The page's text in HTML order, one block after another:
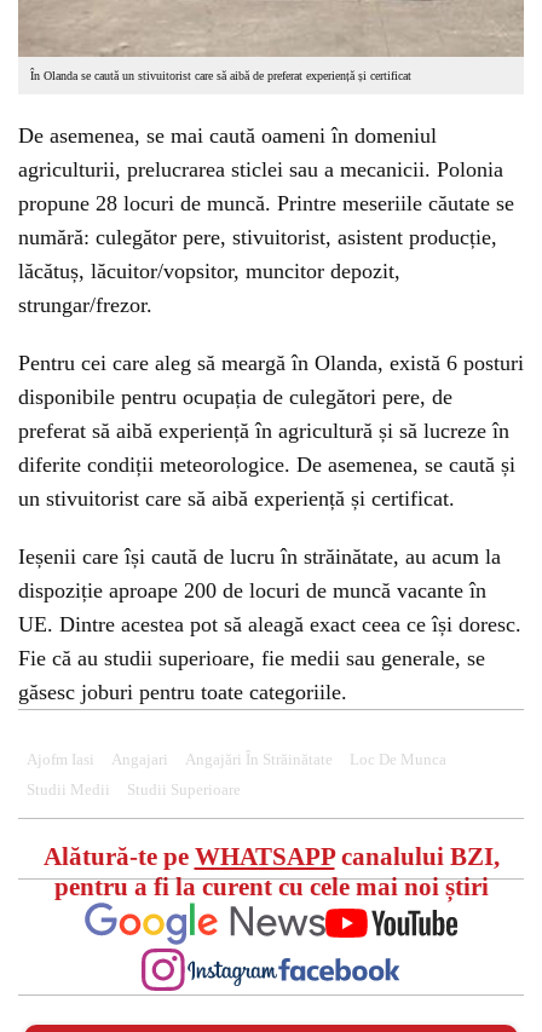
În Olanda se caută un stivuitorist care să aibă de preferat experiență și certificat
De asemenea, se mai caută oameni în domeniul
agriculturii, prelucrarea sticlei sau a mecanicii. Polonia
propune 28 locuri de muncă. Printre meseriile căutate se
numără: culegător pere, stivuitorist, asistent producție,
lăcătuș, lăcuitor/vopsitor, muncitor depozit,
strungar/frezor.
Pentru cei care aleg să meargă în Olanda, există 6 posturi
disponibile pentru ocupația de culegători pere, de
preferat să aibă experiență în agricultură și să lucreze în
diferite condiții meteorologice. De asemenea, se caută și
un stivuitorist care să aibă experiență și certificat.
Ieșenii care își caută de lucru în străinătate, au acum la
dispoziție aproape 200 de locuri de muncă vacante în
UE. Dintre acestea pot să aleagă exact ceea ce își doresc.
Fie că au studii superioare, fie medii sau generale, se
găsesc joburi pentru toate categoriile.
Ajofm Iasi Angajari Angajări În Străinătate
Loc De Munca
Studii Medii
Studii Superioare
Alătură-te pe WHATSAPPcanalului BZI,
pentru a fi la curent cu cele mai noi știri